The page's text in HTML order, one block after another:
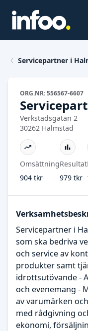
Servicepartner i
ORG.NR: 556567-6607
Verkstadsgatan 2
30262 Halmstad
Omsättning
904 tkr
Resultat
979 tkr
Servicepartner i
som ska bedriva
och service av
produkter samt
idrottsutövande -
och evenemang -
av varumärken
med rådgivning
ekonomi,